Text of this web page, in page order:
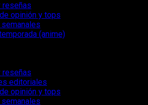
reseñas
opinión y tops
(anime)
reseñas
editoriales
opinión y tops